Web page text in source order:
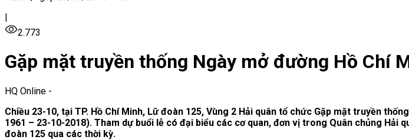
|
2.773
Gặp mặt truyền thống Ngày mở đường Hồ Chí
HQ Online -
Chiều 23-10, tại TP. Hồ Chí Minh, Lữ đoàn 125, Vùng 2 Hải quân tổ chức Gặp mặt truyền
1961 – 23-10-2018). Tham dự buổi lễ có đại biểu các cơ quan, đơn vị trong Quân chủng
đoàn 125 qua các thời kỳ.